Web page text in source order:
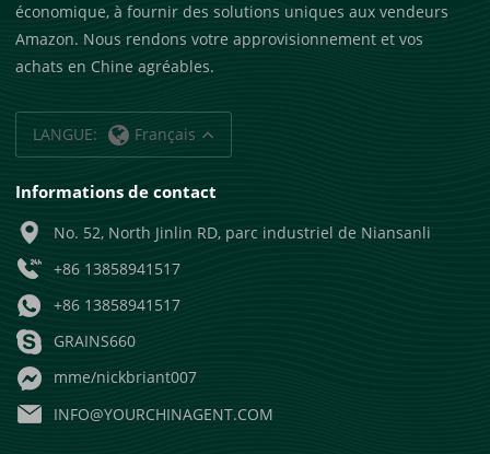
économique, à fournir des solutions uniques aux vendeurs
Amazon. Nous rendons votre approvisionnement et vos
achats en Chine agréables.
LANGUE: Français
Informations de contact
No. 52, North Jinlin RD, parc industriel de Niansanli
+86 13858941517
+86 13858941517
GRAINS660
mme/nickbriant007
INFO@YOURCHINAGENT.COM